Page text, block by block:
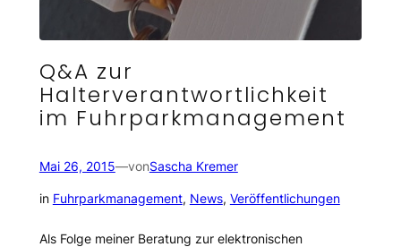
Q&A zur
Halterverantwortlichkeit
im Fuhrparkmanagement
Mai 26, 2015—vonSascha Kremer
in Fuhrparkmanagement, News, Veröffentlichungen
Als Folge meiner Beratung zur elektronischen